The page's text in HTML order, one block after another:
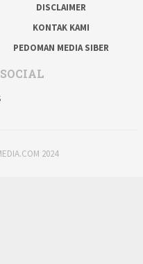
DISCLAIMER
KONTAK KAMI
PEDOMAN MEDIA SIBER
2024